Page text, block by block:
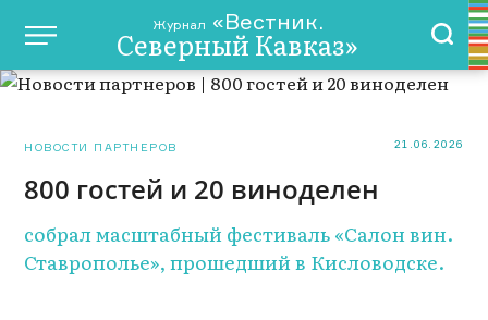
Журнал «Вестник.
Северный Кавказ»
НОВОСТИ ПАРТНЕРОВ 21.06.2026
800 гостей и 20 виноделен
собрал масштабный фестиваль «Салон вин.
Ставрополье», прошедший в Кисловодске.